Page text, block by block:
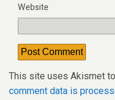
Website
This site uses Akismet
comment data is